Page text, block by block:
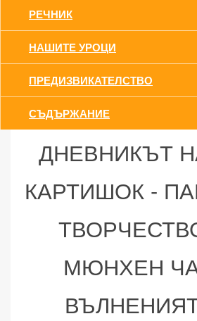
РЕЧНИК
НАШИТЕ УРОЦИ
ПРЕДИЗВИКАТЕЛСТВО
СЪДЪРЖАНИЕ
ДНЕВНИКЪТ
КАРТИШОК -
МЮНХЕН